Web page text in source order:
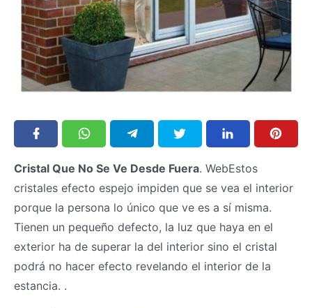
Cristal Que No Se Ve Desde Fuera. WebEstos
cristales efecto espejo impiden que se vea el interior
porque la persona lo único que ve es a sí misma.
Tienen un pequeño defecto, la luz que haya en el
exterior ha de superar la del interior sino el cristal
podrá no hacer efecto revelando el interior de la
estancia. .